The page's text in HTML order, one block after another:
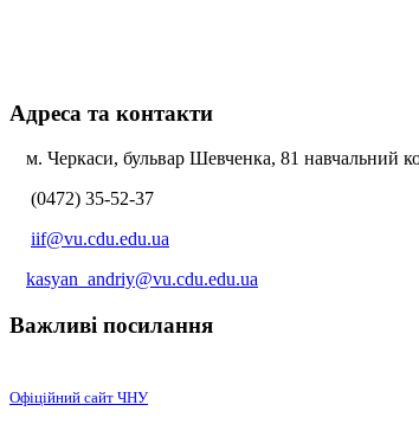
Адреса та контакти
м. Черкаси, бульвар Шевченка, 81 навчальний
(0472) 35-52-37
iif@vu.cdu.edu.ua
kasyan_andriy@vu.cdu.edu.ua
Важливі посилання
Офіційний сайт ЧНУ